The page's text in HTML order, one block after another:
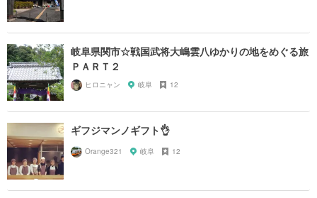
岐阜県関市☆戦国武将大嶋雲八ゆかりの地をめぐる旅
ＰＡＲＴ２
ヒロニャン 岐阜 12
ギフジマンノギフト👌
Orange321 岐阜 12